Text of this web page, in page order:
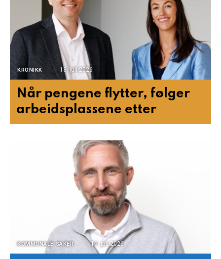
KRONIKK 13. juli 2026
Når pengene flytter, følger
arbeidsplassene etter
KOMMUNALE SAKER 10. juli 2026